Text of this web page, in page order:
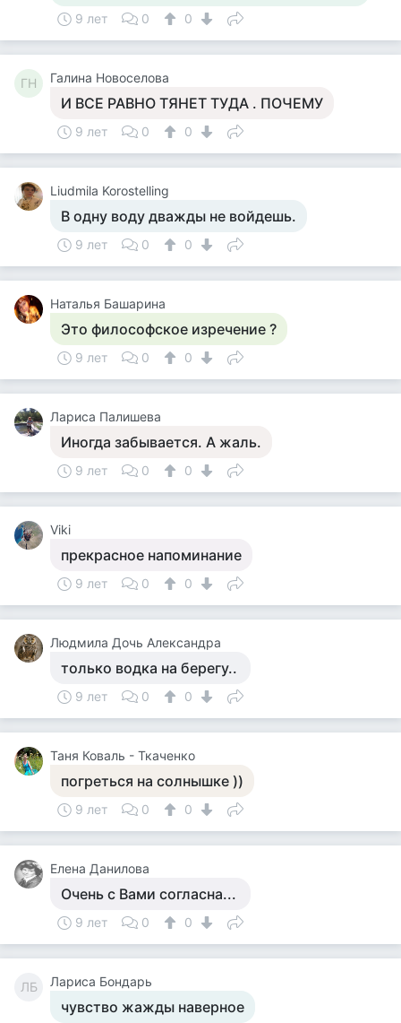
9 лет 0 0
ГН Галина Новоселова
И ВСЕ РАВНО ТЯНЕТ ТУДА . ПОЧЕМУ
9 лет 0 0
Liudmila Korostelling
В одну воду дважды не войдешь.
9 лет 0 0
Наталья Башарина
Это философское изречение ?
9 лет 0 0
Лариса Палишева
Иногда забывается. А жаль.
9 лет 0 0
Viki
прекрасное напоминание
9 лет 0 0
Людмила Дочь Александра
только водка на берегу..
9 лет 0 0
Таня Коваль - Ткаченко
погреться на солнышке ))
9 лет 0 0
Елена Данилова
Очень с Вами согласна...
9 лет 0 0
ЛБ Лариса Бондарь
чувство жажды наверное